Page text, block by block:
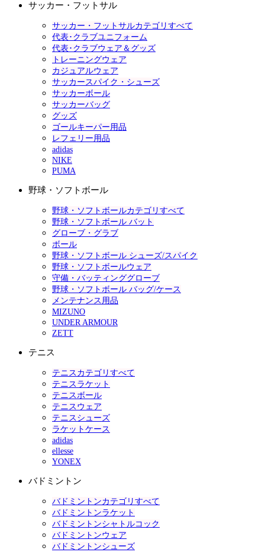
サッカー・フットサル
サッカー・フットサルカテゴリすべて
代表･クラブユニフォーム
代表･クラブウェア＆グッズ
トレーニングウェア
カジュアルウェア
サッカースパイク・シューズ
サッカーボール
サッカーバッグ
グッズ
ゴールキーパー用品
レフェリー用品
adidas
NIKE
PUMA
野球・ソフトボール
野球・ソフトボールカテゴリすべて
野球・ソフトボール バット
グローブ・グラブ
ボール
野球・ソフトボール シューズ/スパイク
野球・ソフトボールウェア
守備・バッティンググローブ
野球・ソフトボール バッグ/ケース
メンテナンス用品
MIZUNO
UNDER ARMOUR
ZETT
テニス
テニスカテゴリすべて
テニスラケット
テニスボール
テニスウェア
テニスシューズ
ラケットケース
adidas
ellesse
YONEX
バドミントン
バドミントンカテゴリすべて
バドミントンラケット
バドミントンシャトルコック
バドミントンウェア
バドミントンシューズ